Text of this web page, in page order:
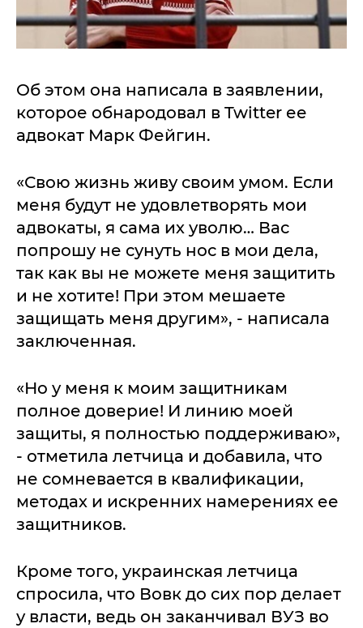
Об этом она написала в заявлении,
которое обнародовал в Twitter ее
адвокат Марк Фейгин.
«Свою жизнь живу своим умом. Если
меня будут не удовлетворять мои
адвокаты, я сама их уволю… Вас
попрошу не сунуть нос в мои дела,
так как вы не можете меня защитить
и не хотите! При этом мешаете
защищать меня другим», - написала
заключенная.
«Но у меня к моим защитникам
полное доверие! И линию моей
защиты, я полностью поддерживаю»,
- отметила летчица и добавила, что
не сомневается в квалификации,
методах и искренних намерениях ее
защитников.
Кроме того, украинская летчица
спросила, что Вовк до сих пор делает
у власти, ведь он заканчивал ВУЗ во